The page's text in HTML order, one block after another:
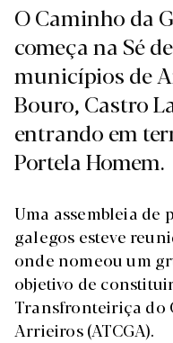
O Caminho da
começa na Sé
municípios de
Bouro, Castro
entrando em
Portela Homem.
Uma assembleia de
galegos esteve
onde nomeou um
objetivo de
Transfronteiriça do
Arrieiros (ATCGA).